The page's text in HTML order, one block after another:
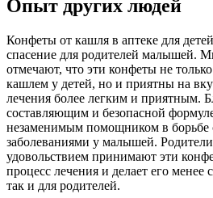
Опыт других людей
Конфеты от кашля в аптеке для
спасение для родителей малышей.
отмечают, что эти конфеты не
кашлем у детей, но и приятны на
лечения более легким и приятным.
составляющим и безопасной
незаменимым помощником в борьбе
заболеваниями у малышей.
удовольствием принимают эти
процесс лечения и делает его менее
так и для родителей.